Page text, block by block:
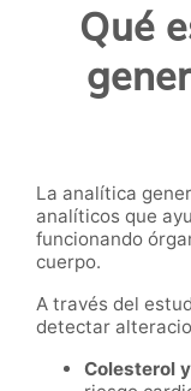
Qué
La analítica
analíticos que
funcionando
cuerpo.
A través del
detectar
Colesterol